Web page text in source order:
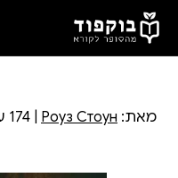
דלג לתוכן הראשי
מאת: Роуз Стоун